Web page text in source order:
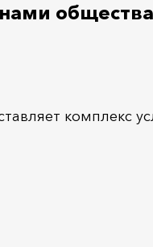
комплекс